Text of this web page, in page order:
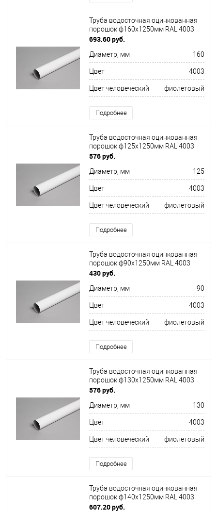
Труба водосточная оцинкованная
порошок ф160х1250мм RAL 4003
693.60 руб.
Диаметр, мм 160
Цвет 4003
Цвет человеческий фиолетовый
Подробнее
Труба водосточная оцинкованная
порошок ф125х1250мм RAL 4003
576 руб.
Диаметр, мм 125
Цвет 4003
Цвет человеческий фиолетовый
Подробнее
Труба водосточная оцинкованная
порошок ф90х1250мм RAL 4003
430 руб.
Диаметр, мм 90
Цвет 4003
Цвет человеческий фиолетовый
Подробнее
Труба водосточная оцинкованная
порошок ф130х1250мм RAL 4003
576 руб.
Диаметр, мм 130
Цвет 4003
Цвет человеческий фиолетовый
Подробнее
Труба водосточная оцинкованная
порошок ф140х1250мм RAL 4003
607.20 руб.